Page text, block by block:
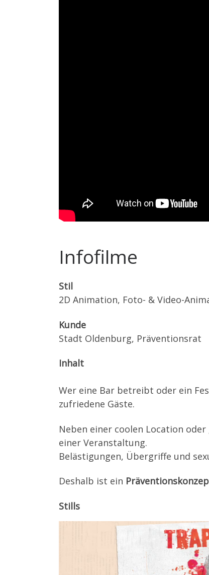
Infofilme
Stil
2D Animation, Foto- & Video-
Kunde
Stadt Oldenburg, Präventionsrat
Inhalt
Wer eine Bar betreibt oder ein
zufriedene Gäste.
Neben einer coolen Location
einer Veranstaltung.
Belästigungen, Übergriffe und
Deshalb ist ein
Stills